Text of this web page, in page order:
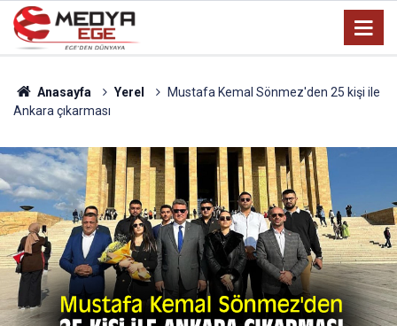
Anasayfa Yerel
Mustafa Kemal Sönmez'den 25 kişi ile
Ankara çıkarması